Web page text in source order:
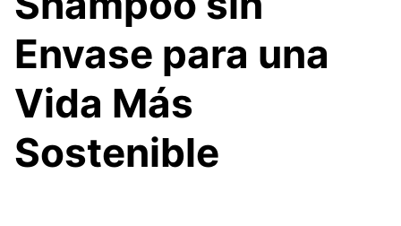
Envase para una
Vida Más
Sostenible